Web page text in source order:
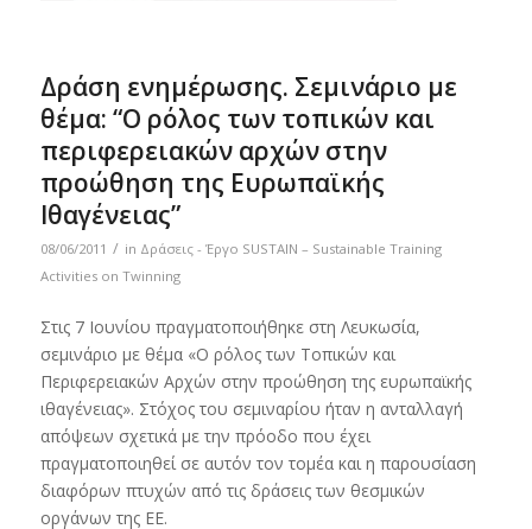
Δράση ενημέρωσης. Σεμινάριο με
θέμα: “Ο ρόλος των τοπικών και
περιφερειακών αρχών στην
προώθηση της Ευρωπαϊκής
Ιθαγένειας”
08/06/2011 / in Δράσεις - Έργο SUSTAIN – Sustainable Training
Activities on Twinning
Στις 7 Ιουνίου πραγματοποιήθηκε στη Λευκωσία,
σεμινάριο με θέμα «Ο ρόλος των Τοπικών και
Περιφερειακών Αρχών στην προώθηση της ευρωπαϊκής
ιθαγένειας». Στόχος του σεμιναρίου ήταν η ανταλλαγή
απόψεων σχετικά με την πρόοδο που έχει
πραγματοποιηθεί σε αυτόν τον τομέα και η παρουσίαση
διαφόρων πτυχών από τις δράσεις των θεσμικών
οργάνων της ΕΕ.